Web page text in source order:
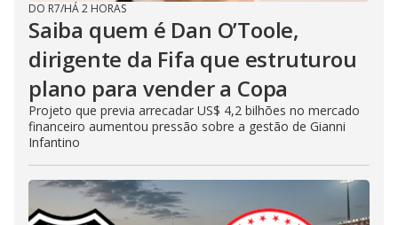
DO R7/HÁ 2 HORAS
Saiba quem é Dan O’Toole,
dirigente da Fifa que estruturou
plano para vender a Copa
Projeto que previa arrecadar US$ 4,2 bilhões no mercado
financeiro aumentou pressão sobre a gestão de Gianni
Infantino